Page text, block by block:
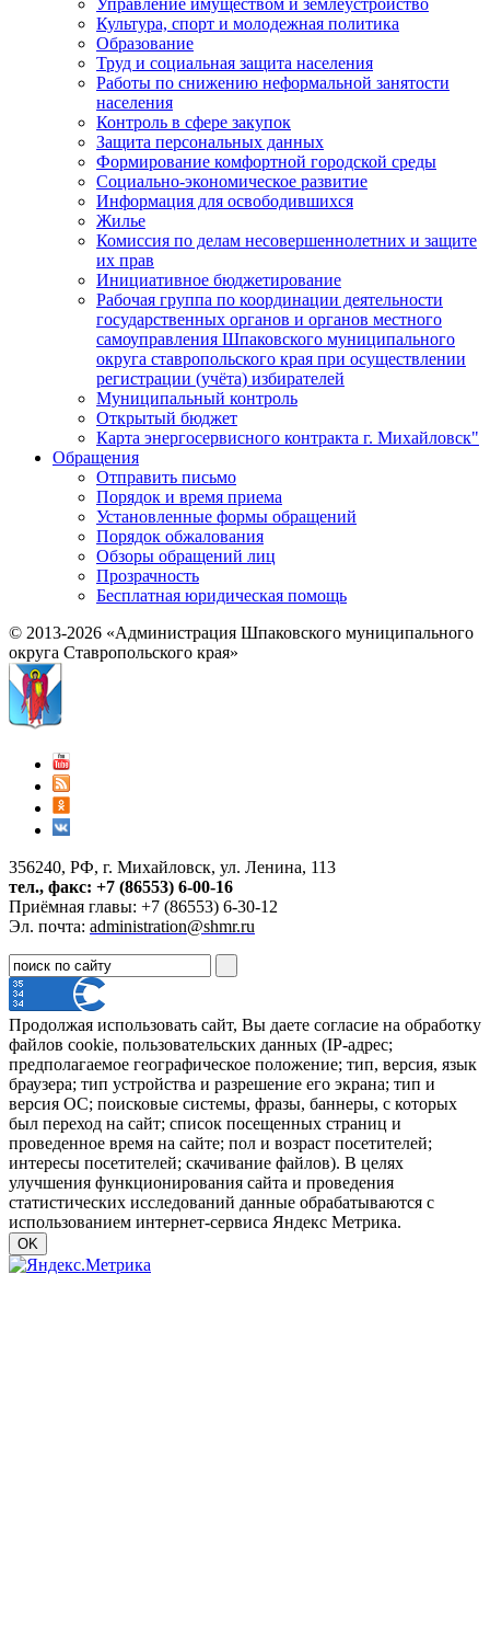
Управление имуществом и землеустройство
Культура, спорт и молодежная политика
Образование
Труд и социальная защита населения
Работы по снижению неформальной занятости
населения
Контроль в сфере закупок
Защита персональных данных
Формирование комфортной городской среды
Социально-экономическое развитие
Информация для освободившихся
Жилье
Комиссия по делам несовершеннолетних и защите
их прав
Инициативное бюджетирование
Рабочая группа по координации деятельности
государственных органов и органов местного
самоуправления Шпаковского муниципального
округа ставропольского края при осуществлении
регистрации (учёта) избирателей
Муниципальный контроль
Открытый бюджет
Карта энергосервисного контракта г. Михайловск"
Обращения
Отправить письмо
Порядок и время приема
Установленные формы обращений
Порядок обжалования
Обзоры обращений лиц
Прозрачность
Бесплатная юридическая помощь
© 2013-2026 «Администрация Шпаковского муниципального
округа Ставропольского края»
356240, РФ, г. Михайловск, ул. Ленина, 113
тел., факс: +7 (86553) 6-00-16
Приёмная главы: +7 (86553) 6-30-12
Эл. почта: administration@shmr.ru
Продолжая использовать сайт, Вы даете согласие на обработку
файлов cookie, пользовательских данных (IP-адрес;
предполагаемое географическое положение; тип, версия, язык
браузера; тип устройства и разрешение его экрана; тип и
версия ОС; поисковые системы, фразы, баннеры, с которых
был переход на сайт; список посещенных страниц и
проведенное время на сайте; пол и возраст посетителей;
интересы посетителей; скачивание файлов). В целях
улучшения функционирования сайта и проведения
статистических исследований данные обрабатываются с
использованием интернет-сервиса Яндекс Метрика.
OK